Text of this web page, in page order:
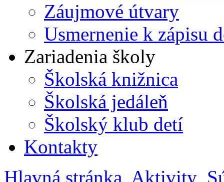
Záujmové útvary
Usmernenie k zápisu
Zariadenia školy
Školská knižnica
Školská jedáleň
Školský klub detí
Kontakty
Hlavná stránka Aktivity